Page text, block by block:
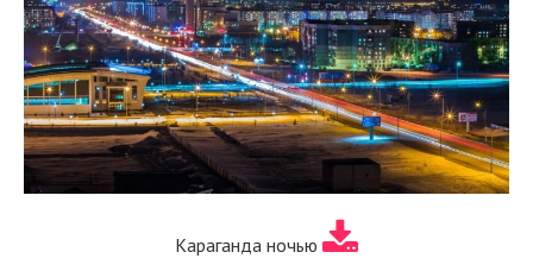
Караганда ночью